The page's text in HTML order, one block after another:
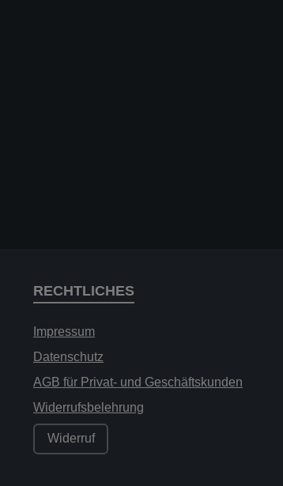
RECHTLICHES
Impressum
Datenschutz
AGB für Privat- und Geschäftskunden
Widerrufsbelehrung
Widerruf